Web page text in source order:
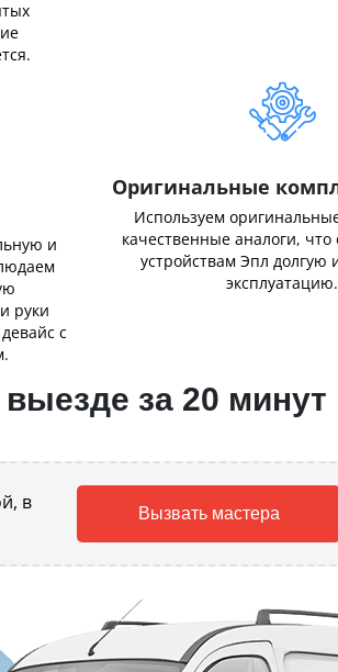
и
руки
с
Оригинальные
Используем
качественные аналоги, что
устройствам Эпл долгую
эксплуатацию.
за 20 минут
в
Вызвать мастера